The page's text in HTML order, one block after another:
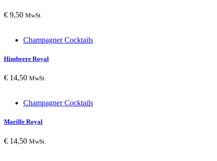
€ 9,50 MwSt.
Champagner Cocktails
Himbeere Royal
€ 14,50 MwSt.
Champagner Cocktails
Marille Royal
€ 14,50 MwSt.